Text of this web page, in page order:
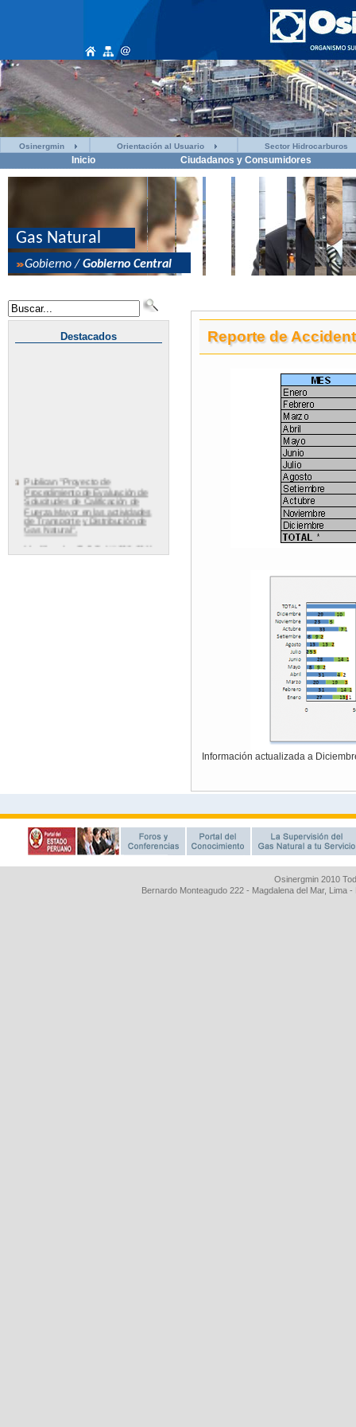
Osinergmin Orientación al Usuario Sector Hidrocarburos
Inicio Ciudadanos y Consumidores
Osinergmin 2010
Bernardo Monteagudo 222 - Magdalena del Mar, Lima